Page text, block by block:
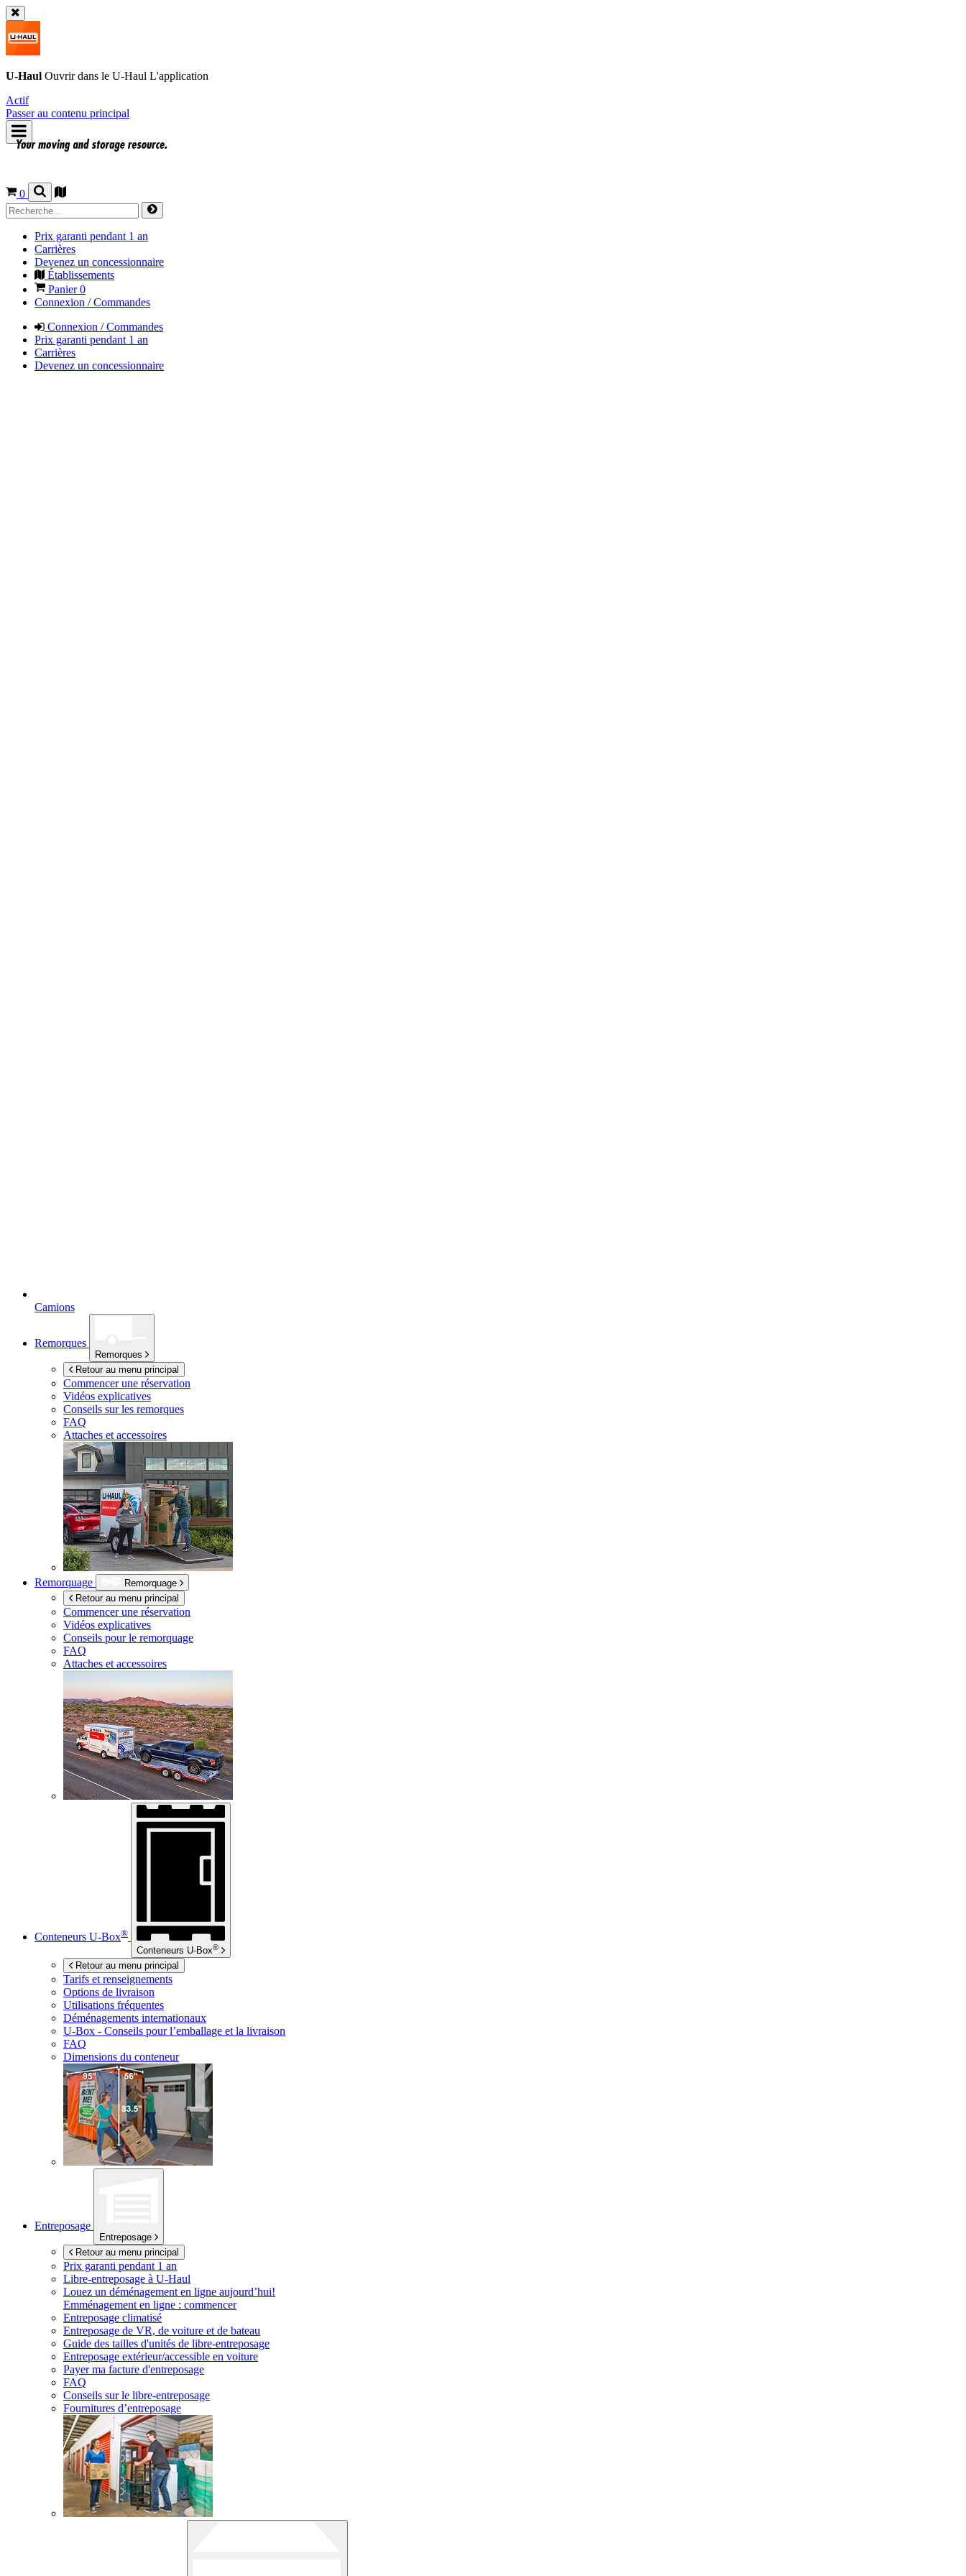
U-Haul Ouvrir dans le U-Haul L'application
Actif
Passer au contenu principal
0
Prix garanti pendant 1 an
Carrières
Devenez un concessionnaire
Établissements
Panier0
Connexion / Commandes
Connexion / Commandes
Prix garanti pendant 1 an
Carrières
Devenez un concessionnaire
Camions
Remorques
Remorques
Retour au menu principal
Commencer une réservation
Vidéos explicatives
Conseils sur les remorques
FAQ
Attaches et accessoires
Remorquage
Remorquage
Retour au menu principal
Commencer une réservation
Vidéos explicatives
Conseils pour le remorquage
FAQ
Attaches et accessoires
Conteneurs U-Box®
Conteneurs U-Box®
Retour au menu principal
Tarifs et renseignements
Options de livraison
Utilisations fréquentes
Déménagements internationaux
U-Box - Conseils pour l’emballage et la livraison
FAQ
Dimensions du conteneur
Entreposage
Entreposage
Retour au menu principal
Prix garanti pendant 1 an
Libre-entreposage à U-Haul
Louez un déménagement en ligne aujourd’hui!
Emménagement en ligne : commencer
Entreposage climatisé
Entreposage de VR, de voiture et de bateau
Guide des tailles d'unités de libre-entreposage
Entreposage extérieur/accessible en voiture
Payer ma facture d'entreposage
FAQ
Conseils sur le libre-entreposage
Fournitures d’entreposage